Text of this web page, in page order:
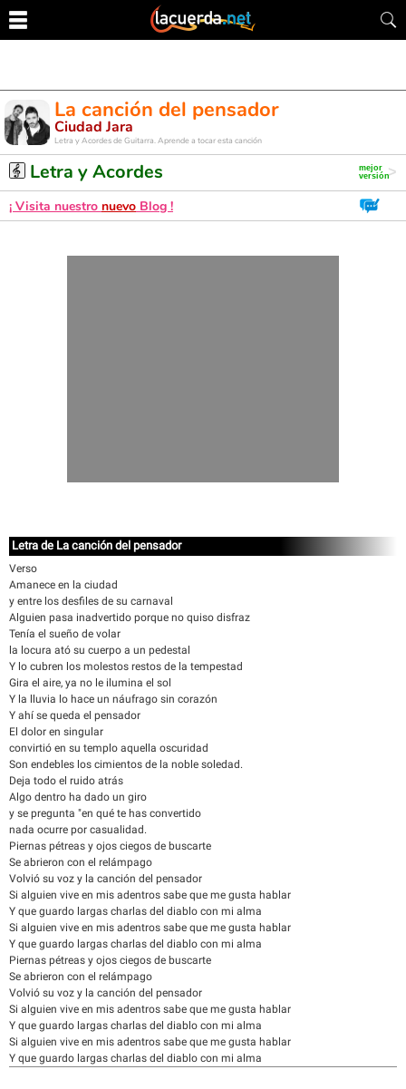
La canción del pensador
Ciudad Jara
Letra y Acordes de Guitarra. Aprende a tocar esta canción
Letra y Acordes
¡ Visita nuestro nuevo Blog !
Letra de La canción del pensador
Verso
Amanece en la ciudad
y entre los desfiles de su carnaval
Alguien pasa inadvertido porque no quiso disfraz
Tenía el sueño de volar
la locura ató su cuerpo a un pedestal
Y lo cubren los molestos restos de la tempestad
Gira el aire, ya no le ilumina el sol
Y la lluvia lo hace un náufrago sin corazón
Y ahí se queda el pensador
El dolor en singular
convirtió en su templo aquella oscuridad
Son endebles los cimientos de la noble soledad.
Deja todo el ruido atrás
Algo dentro ha dado un giro
y se pregunta "en qué te has convertido
nada ocurre por casualidad.
Piernas pétreas y ojos ciegos de buscarte
Se abrieron con el relámpago
Volvió su voz y la canción del pensador
Si alguien vive en mis adentros sabe que me gusta hablar
Y que guardo largas charlas del diablo con mi alma
Si alguien vive en mis adentros sabe que me gusta hablar
Y que guardo largas charlas del diablo con mi alma
Piernas pétreas y ojos ciegos de buscarte
Se abrieron con el relámpago
Volvió su voz y la canción del pensador
Si alguien vive en mis adentros sabe que me gusta hablar
Y que guardo largas charlas del diablo con mi alma
Si alguien vive en mis adentros sabe que me gusta hablar
Y que guardo largas charlas del diablo con mi alma